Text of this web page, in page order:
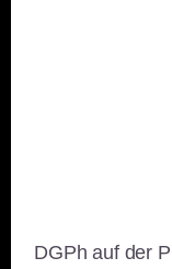
DGPh auf der